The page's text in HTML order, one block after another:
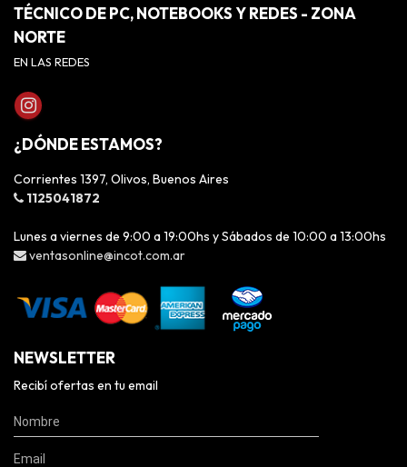
TÉCNICO DE PC, NOTEBOOKS Y REDES - ZONA
NORTE
EN LAS REDES
¿DÓNDE ESTAMOS?
Corrientes 1397, Olivos, Buenos Aires
1125041872
Lunes a viernes de 9:00 a 19:00hs y Sábados de 10:00 a 13:00hs
ventasonline@incot.com.ar
NEWSLETTER
Recibí ofertas en tu email